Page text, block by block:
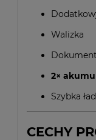
Walizka
2×
Szybka
CECHY